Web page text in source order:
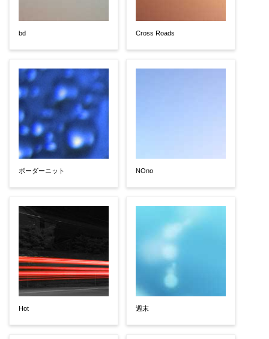
bd
ボーダーニット
Hot
Cross Roads
NOno
週末